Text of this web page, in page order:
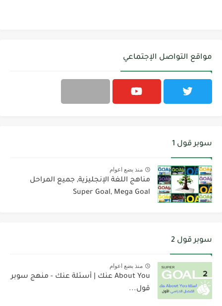
مواقع التواصل الإجتماعي
سوبر قول 1
منذ بضع اعوام
مناهج اللغة الإنجليزية, جميع المراحل
Super Goal, Mega Goal
سوبر قول 2
منذ بضع اعوام
About You عنك | أسئلة عنك - منهج سوبر
قول...